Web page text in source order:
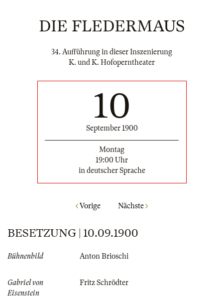
DIE FLEDERMAUS
34. Aufführung in dieser Inszenierung
K. und K. Hofoperntheater
10
September 1900
Montag
19:00 Uhr
in deutscher Sprache
Vorige Nächste
BESETZUNG | 10.09.1900
Bühnenbild Anton Brioschi
Gabriel von
Eisenstein
Fritz Schrödter